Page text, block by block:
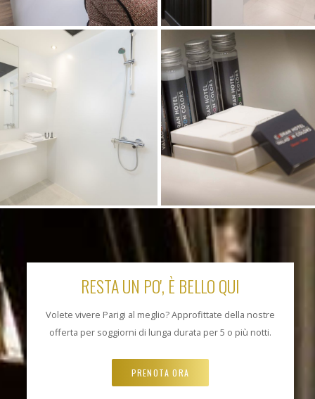
RESTA UN PO', È BELLO QUI
Volete vivere Parigi al meglio? Approfittate della nostre
offerta per soggiorni di lunga durata per 5 o più notti.
PRENOTA ORA